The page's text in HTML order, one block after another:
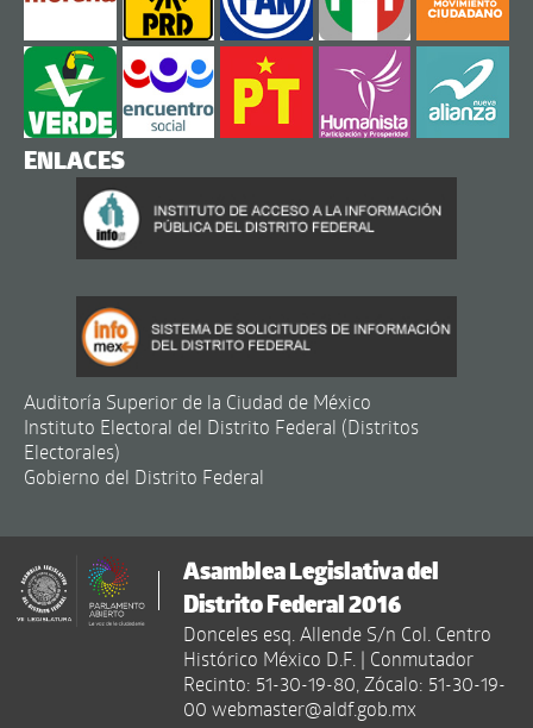
ENLACES
Auditoría Superior de la Ciudad de México
Instituto Electoral del Distrito Federal (Distritos
Electorales)
Gobierno del Distrito Federal
Asamblea Legislativa del
Distrito Federal 2016
Donceles esq. Allende S/n Col. Centro
Histórico México D.F. | Conmutador
Recinto: 51-30-19-80, Zócalo: 51-30-19-
00 webmaster@aldf.gob.mx